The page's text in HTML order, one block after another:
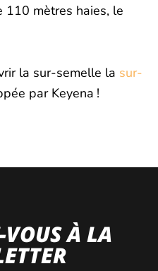
110 mètres haies, le
la sur-semelle la sur-
par Keyena !
À LA